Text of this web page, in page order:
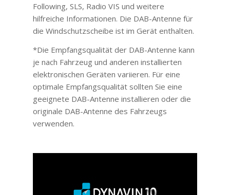
Following, SLS, Radio VIS und weitere
hilfreiche Informationen. Die DAB-Antenne für
die Windschutzscheibe ist im Gerät enthalten.
*Die Empfangsqualität der DAB-Antenne kann
je nach Fahrzeug und anderen installierten
elektronischen Geräten variieren. Für eine
optimale Empfangsqualität sollten Sie eine
geeignete DAB-Antenne installieren oder die
originale DAB-Antenne des Fahrzeugs
verwenden.